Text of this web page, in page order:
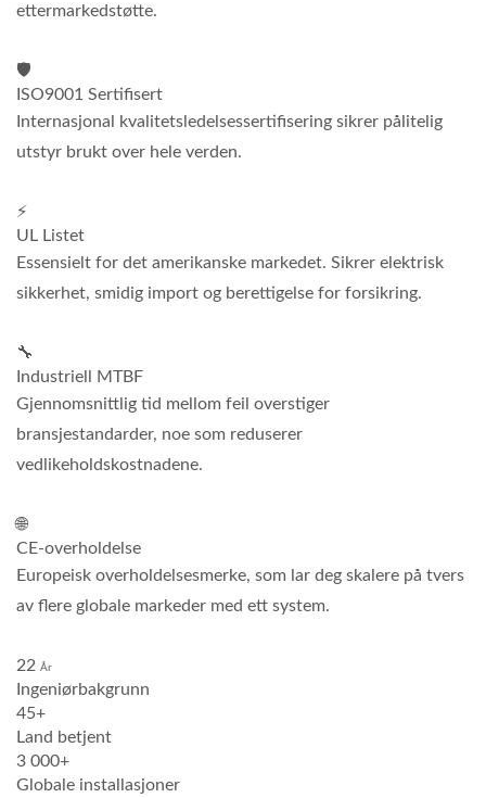
ettermarkedstøtte.
🛡️
ISO9001 Sertifisert
Internasjonal kvalitetsledelsessertifisering sikrer pålitelig
utstyr brukt over hele verden.
⚡
UL Listet
Essensielt for det amerikanske markedet. Sikrer elektrisk
sikkerhet, smidig import og berettigelse for forsikring.
🔧
Industriell MTBF
Gjennomsnittlig tid mellom feil overstiger
bransjestandarder, noe som reduserer
vedlikeholdskostnadene.
🌐
CE-overholdelse
Europeisk overholdelsesmerke, som lar deg skalere på tvers
av flere globale markeder med ett system.
22 År
Ingeniørbakgrunn
45+
Land betjent
3 000+
Globale installasjoner